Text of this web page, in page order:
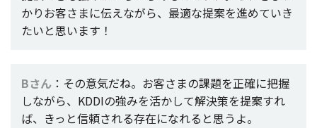
かりお客さまに伝えながら、 最適な提案を進めていき
たいと思います！
Bさん ：その意気だね。お客さまの課題を正確に把握
しながら、KDDIの強みを活かして解決策を提案すれ
ば、きっと信頼される存在になれると思うよ。